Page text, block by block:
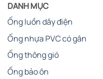
DANH MỤC
Ống luồn dây điện
Ống nhựa PVC có gân
Ống thông gió
Ống bảo ôn